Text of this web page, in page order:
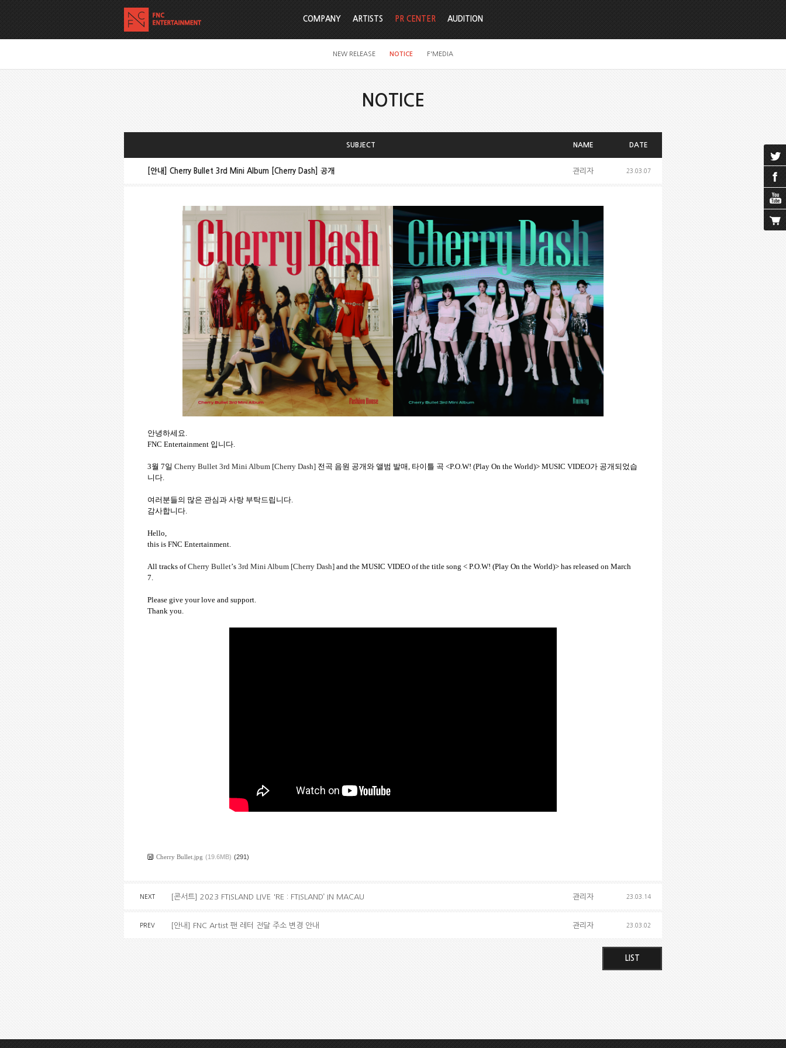
COMPANY ARTISTS PR CENTER
NEW RELEASE NOTICE F'MEDIA
AUDITION
NOTICE
SUBJECT NAME DATE
[안내] Cherry Bullet 3rd Mini Album [Cherry Dash] 공개 관리자 23.03.07
안녕하세요.
FNC Entertainment 입니다.
3월 7일 Cherry Bullet 3rd Mini Album [Cherry Dash] 전곡 음원 공개와 앨범 발매, 타이틀 곡 <P.O.W! (Play On the World)> MUSIC VIDEO가 공개되었습
니다.
여러분들의 많은 관심과 사랑 부탁드립니다.
감사합니다.
Hello,
this is FNC Entertainment.
All tracks ofCherry Bullet’s 3rd Mini Album [Cherry Dash] and the MUSIC VIDEO of the title song < P.O.W! (Play On the World)> has released on March
7.
Please give your love and support.
Thank you.
Cherry Bullet.jpg (19.6MB) (291)
NEXT [콘서트] 2023 FTISLAND LIVE 'RE : FTISLAND’ IN MACAU 관리자 23.03.14
PREV [안내] FNC Artist 팬 레터 전달 주소 변경 안내 관리자 23.03.02
LIST